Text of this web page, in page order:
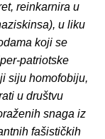
reinkarnira u
u liku
koji se
patriotske
siju homofobiju,
u društvu
snaga iz
fašističkih